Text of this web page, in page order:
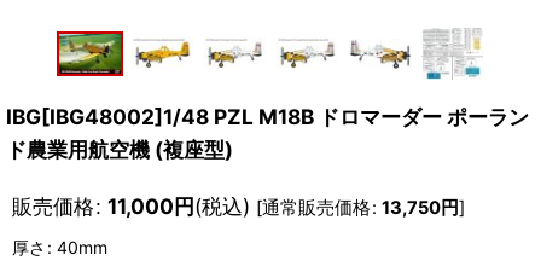
IBG[IBG48002]1/48 PZL M18B ドロマーダー ポーラン
ド農業用航空機 (複座型)
販売価格: 11,000円(税込) [通常販売価格: 13,750円]
厚さ : 40mm